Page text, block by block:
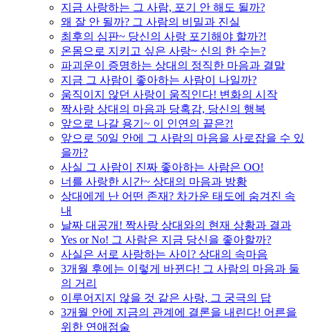
지금 사랑하는 그 사람, 포기 안 해도 될까?
왜 잘 안 될까? 그 사람의 비밀과 진실
최후의 심판~ 당신의 사랑 포기해야 할까?!
온몸으로 지키고 싶은 사랑~ 신의 한 수는?
파괴운이 증명하는 상대의 정직한 마음과 결말
지금 그 사람이 좋아하는 사람이 나일까?
움직이지 않던 사랑이 움직인다! 변화의 시작
짝사랑 상대의 마음과 당혹감, 당신의 행복
앞으로 나갈 용기~ 이 인연의 끝은?!
앞으로 50일 안에 그 사람의 마음을 사로잡을 수 있
을까?
사실 그 사람이 진짜 좋아하는 사람은 OO!
너를 사랑한 시간~ 상대의 마음과 방황
상대에게 난 어떤 존재? 차가운 태도에 숨겨진 속
내
날짜 대공개! 짝사랑 상대와의 현재 상황과 결과
Yes or No! 그 사람은 지금 당신을 좋아할까?
사실은 서로 사랑하는 사이? 상대의 속마음
3개월 후에는 이렇게 바뀐다! 그 사람의 마음과 둘
의 거리
이루어지지 않을 것 같은 사랑, 그 궁극의 답
3개월 안에 지금의 관계에 결론을 내린다! 어른을
위한 연애점술